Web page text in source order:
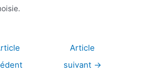
Article
suivant →